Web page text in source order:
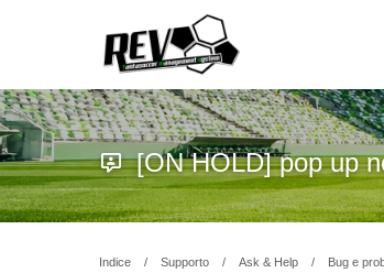
[ON HOLD] pop up
Indice Supporto Ask & Help Bug e